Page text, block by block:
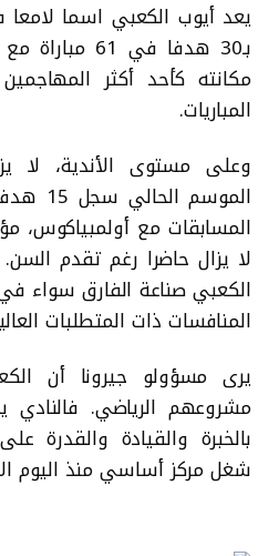
يعد أيوب الكعبي اسما لامعا
بـ30 هدفا في
مكانته كأحد أكثر
المباريات.
وعلى مستوى الأندية، لا
المسابقات مع أولمبياكوس،
الكعبي صناعة الفارق سواء
المنافسات ذات المتطلبات
يرى مسؤولو جيرونا أن
مشروعهم الرياضي.
بالخبرة والقيادة والقدرة
شغل مركز أساسي منذ اليوم